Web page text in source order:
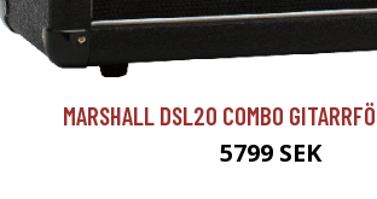
MARSHALL DSL20 COMBO
5799 SEK